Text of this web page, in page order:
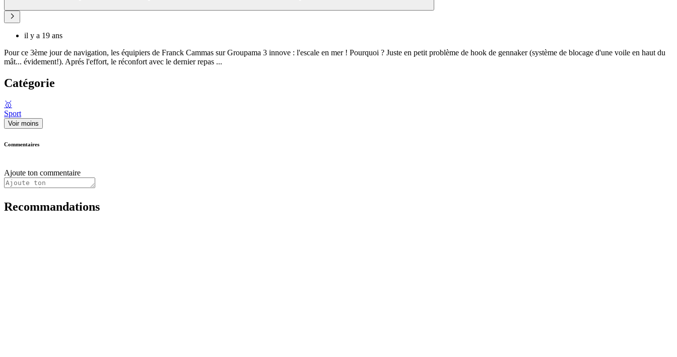
il y a 19 ans
Pour ce 3ème jour de navigation, les équipiers de Franck Cammas sur Groupama 3 innove : l'escale en mer ! Pourquoi ? Juste en petit problème de hook de gennaker (système de blocage d'une voile en haut du
mât... évidement!). Aprés l'effort, le réconfort avec le dernier repas ...
Catégorie
🥇
Sport
Voir moins
Commentaires
Ajoute ton commentaire
Recommandations